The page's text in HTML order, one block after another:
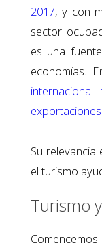
2017, y con
sector
es una
economías.
Su
el turismo
Turismo